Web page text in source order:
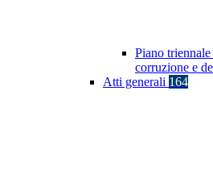
Piano
corruzione e
Atti generali 164